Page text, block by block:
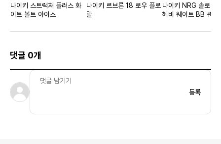
나이키 스트럭처 플러스 화
이트 볼트 아이스
나이키 르브론 18 로우 플로
랄
나이키 NRG 솔로 스
헤비 웨이트 BB 쿼터
댓글 0개
등록